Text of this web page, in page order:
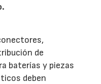
de
baterías y piezas
deben